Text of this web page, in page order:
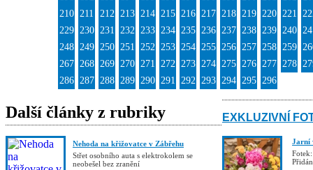
210 211 212 213 214 215 216 217 218 219 220 221
229 230 231 232 233 234 235 236 237 238 239 240
248 249 250 251 252 253 254 255 256 257 258 259
267 268 269 270 271 272 273 274 275 276 277 278
286 287 288 289 290 291 292 293 294 295 296
Další články z rubriky
Nehoda na křižovatce v Zábřehu
Střet osobního auta s elektrokolem se
neobešel bez zranění
EXKLUZIVNÍ
Jarní